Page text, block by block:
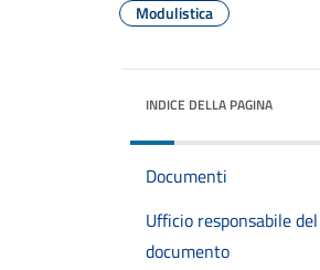
Modulistica
INDICE DELLA PAGINA
Documenti
Ufficio responsabile del
documento